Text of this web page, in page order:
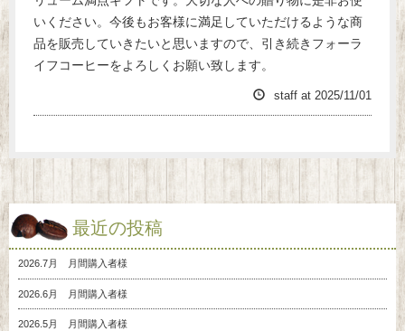
いください。今後もお客様に満足していただけるような商
品を販売していきたいと思いますので、引き続きフォーラ
イフコーヒーをよろしくお願い致します。
staff at 2025/11/01
最近の投稿
2026.7月 月間購入者様
2026.6月 月間購入者様
2026.5月 月間購入者様